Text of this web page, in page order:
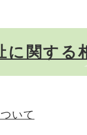
に関する
いて